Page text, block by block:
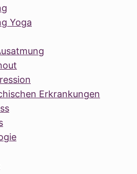
Yoga
Erkrankungen